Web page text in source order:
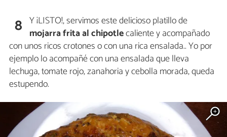
8 Y ¡LISTO!, servimos este delicioso platillo de
mojarra frita al chipotlecaliente y acompañado
con unos ricos crotones o con una rica ensalada.. Yo por
ejemplo lo acompañé con una ensalada que lleva
lechuga, tomate rojo, zanahoria y cebolla morada, queda
estupendo.